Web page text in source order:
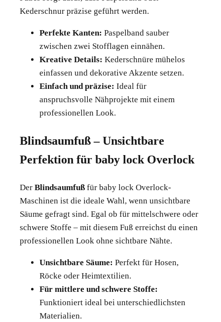
Kederschnur präzise geführt werden.
Perfekte Kanten: Paspelband sauber
zwischen zwei Stofflagen einnähen.
Kreative Details: Kederschnüre mühelos
einfassen und dekorative Akzente setzen.
Einfach und präzise: Ideal für
anspruchsvolle Nähprojekte mit einem
professionellen Look.
Blindsaumfuß – Unsichtbare
Perfektion für baby lock Overlock
Der Blindsaumfuß für baby lock Overlock-
Maschinen ist die ideale Wahl, wenn unsichtbare
Säume gefragt sind. Egal ob für mittelschwere oder
schwere Stoffe – mit diesem Fuß erreichst du einen
professionellen Look ohne sichtbare Nähte.
Unsichtbare Säume: Perfekt für Hosen,
Röcke oder Heimtextilien.
Für mittlere und schwere Stoffe:
Funktioniert ideal bei unterschiedlichsten
Materialien.